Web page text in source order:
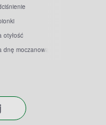
otyłość
dnę moczanową